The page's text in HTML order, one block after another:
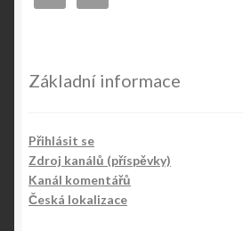
Základní informace
Přihlásit se
Zdroj kanálů (příspěvky)
Kanál komentářů
Česká lokalizace